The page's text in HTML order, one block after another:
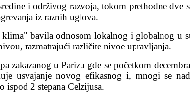
i održivog razvoja, tokom prethodne
iz raznih uglova.
bavila odnosom lokalnog i globalnog u
razmatrajući različite nivoe upravljanja.
zakazanog u Parizu gde se početkom
usvajanje novog efikasnog i, mnogi se
ispod 2 stepana Celzijusa.